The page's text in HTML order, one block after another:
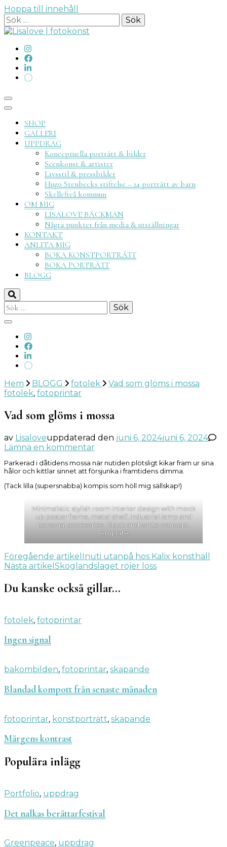
Hoppa till innehåll
Sök
efter:
SHOP
GALLERI
UPPDRAG
Konceptuella porträtt & bilder
Scenkonst & artister
Livsstil & pressbilder
Hugo Stenbecks stiftelse – 14 porträtt av barn
Skellefteå kommun
OM MIG
LISALOVE BÄCKMAN
Några punkter från media & utställningar
KONTAKT
ANLITA MIG
BOKA KONSTPORTRÄTT
BOKA PORTRÄTT
BLOGG
Sök
efter:
Hem BLOGG fotolek
Vad som glöms i mossa
fotolek, fotoprintar
Vad som glöms i mossa
av Lisaloveuppdaterad den juni 6, 2024juni 6, 2024
Lämna en kommentar
som
glöms
i
Parkerad i dåtidens mossa när nutiden plötsligt kikar fram ur sina
hålor och kittlar sinnet att försjunka i framtidens dimma.
(Tack lilla (supersnabba) kompis som höll mig sällskap!)
Minimalistic stylish room interior design with mock
up poster frame, metal shelf, industrial lamp and
personal accesories. Black and white concept.
Template.
Inläggsnavigering
Föregående artikel Inuti utanpå hos Kalix konsthall
Nästa artikel Skoglandslaget röjer loss
Du kanske också gillar…
fotolek, fotoprintar
Ingen signal
bakombilden, fotoprintar, skapande
Blandad kompott från senaste månaden
fotoprintar, konstporträtt, skapande
Märgens kontrast
Populära inlägg
Portfolio, uppdrag
Det nalkas berättarfestival
Greenpeace, uppdrag